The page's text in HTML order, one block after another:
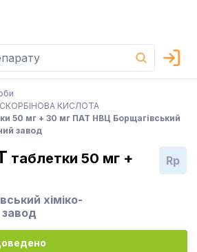
КИСЛОТА
50 мг + 30 мг ПАТ НВЦ Борщагівський
завод
таблетки 50 мг +
хіміко-
Rp